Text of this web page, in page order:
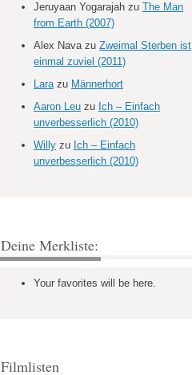
Jeruyaan Yogarajah zu The Man
from Earth (2007)
Alex Navazu Zweimal Sterben ist
einmal zuviel (2011)
Larazu Männerhort
Aaron Leu zu Ich – Einfach
unverbesserlich (2010)
Willy zu Ich – Einfach
unverbesserlich (2010)
Deine Merkliste:
Your favorites will be here.
Filmlisten